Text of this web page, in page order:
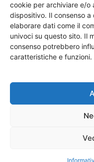
cookie per archiviare e/o
dispositivo. Il consenso
elaborare dati come il
univoci su questo sito. Il
consenso potrebbero
caratteristiche e funzioni.
Chi siamo I Nostri
© Copyright 2017